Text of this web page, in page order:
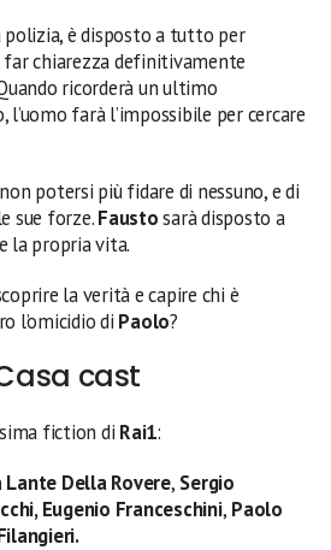
polizia, è disposto a tutto per
chiarezza definitivamente
ricorderà un ultimo
farà l’impossibile per cercare
potersi più fidare di nessuno, e di
sue forze.Faustosarà disposto a
la propria vita.
la verità e capire chi è
l’omicidio di Paolo?
cast
fiction di Rai1:
Lante Della Rovere, Sergio
Eugenio Franceschini, Paolo